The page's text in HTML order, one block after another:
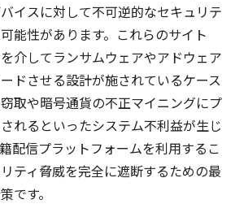
イスに対して不可逆的なセキュリテ
能性があります。これらのサイト
介してランサムウェアやアドウェア
ドさせる設計が施されているケース
取や暗号通貨の不正マイニングにプ
れるといったシステム不利益が生じ
配信プラットフォームを利用するこ
ティ脅威を完全に遮断するための最
です。